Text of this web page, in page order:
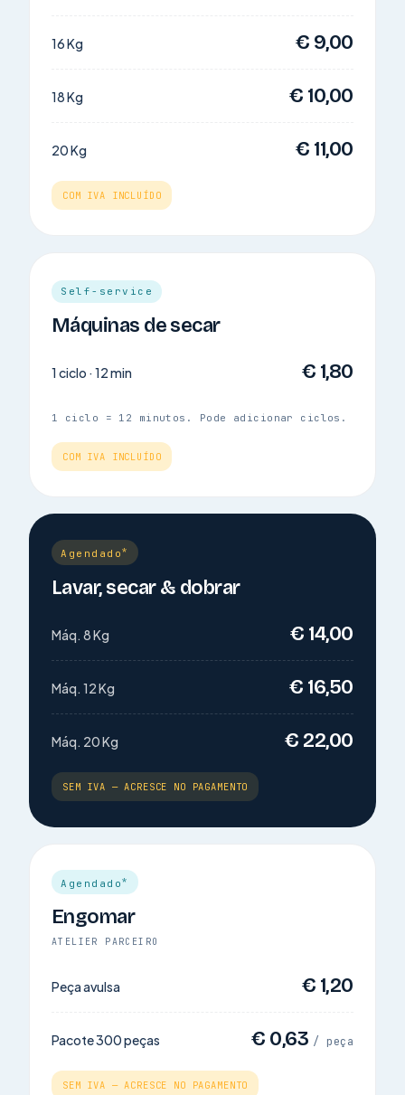
16 Kg € 9,00
18 Kg € 10,00
20 Kg € 11,00
COM IVA INCLUÍDO
Self-service
Máquinas de secar
1 ciclo · 12 min € 1,80
1 ciclo = 12 minutos. Pode adicionar ciclos.
COM IVA INCLUÍDO
Agendado*
Lavar, secar & dobrar
Máq. 8 Kg € 14,00
Máq. 12 Kg € 16,50
Máq. 20 Kg € 22,00
SEM IVA — ACRESCE NO PAGAMENTO
Agendado*
Engomar
ATELIER PARCEIRO
Peça avulsa € 1,20
Pacote 300 peças € 0,63 / peça
SEM IVA — ACRESCE NO PAGAMENTO